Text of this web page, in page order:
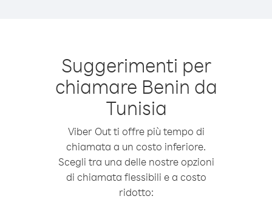
Suggerimenti per
chiamare Benin da
Tunisia
Viber Out ti offre più tempo di
chiamata a un costo inferiore.
Scegli tra una delle nostre opzioni
di chiamata flessibili e a costo
ridotto: